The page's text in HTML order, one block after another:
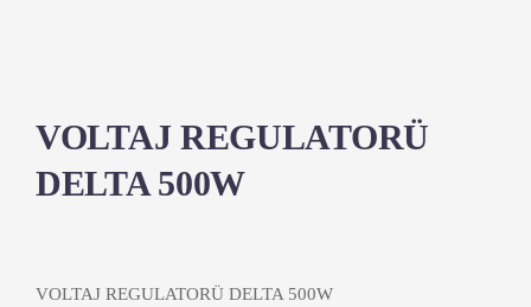
VOLTAJ REGULATORÜ
DELTA 500W
VOLTAJ REGULATORÜ DELTA 500W